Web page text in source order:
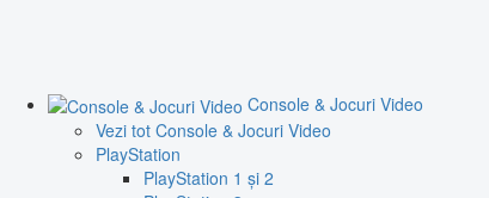
Console & Jocuri Video
Vezi tot Console & Jocuri Video
PlayStation
PlayStation 1 și 2